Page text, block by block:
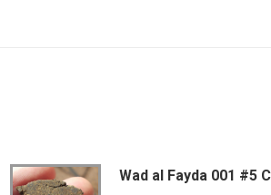
Wad al Fayda 001 #5